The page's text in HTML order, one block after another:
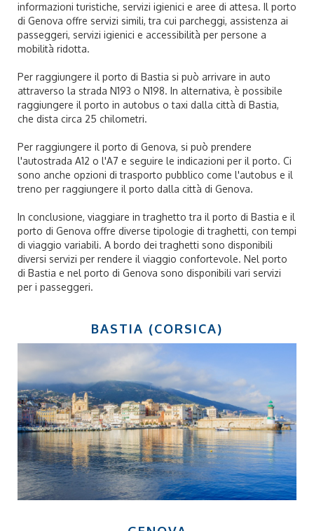
informazioni turistiche, servizi igienici e aree di attesa. Il porto
di Genova offre servizi simili, tra cui parcheggi, assistenza ai
passeggeri, servizi igienici e accessibilità per persone a
mobilità ridotta.
Per raggiungere il porto di Bastia si può arrivare in auto
attraverso la strada N193 o N198. In alternativa, è possibile
raggiungere il porto in autobus o taxi dalla città di Bastia,
che dista circa 25 chilometri.
Per raggiungere il porto di Genova, si può prendere
l'autostrada A12 o l'A7 e seguire le indicazioni per il porto. Ci
sono anche opzioni di trasporto pubblico come l'autobus e il
treno per raggiungere il porto dalla città di Genova.
In conclusione, viaggiare in traghetto tra il porto di Bastia e il
porto di Genova offre diverse tipologie di traghetti, con tempi
di viaggio variabili. A bordo dei traghetti sono disponibili
diversi servizi per rendere il viaggio confortevole. Nel porto
di Bastia e nel porto di Genova sono disponibili vari servizi
per i passeggeri.
BASTIA (CORSICA)